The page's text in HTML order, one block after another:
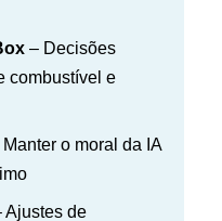
– Decisões
combustível e
Manter o moral da IA
Ajustes de